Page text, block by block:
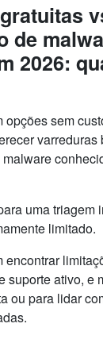
de
2026:
sem
uma triagem
limitado.
encontrar
suporte ativo, e
ou para lidar